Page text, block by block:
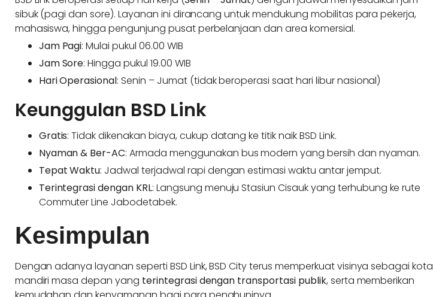
sibuk (pagi dan sore). Layanan ini dirancang untuk mendukung mobilitas para pekerja,
mahasiswa, hingga pengunjung pusat perbelanjaan dan area komersial.
Jam Pagi: Mulai pukul 06.00 WIB
Jam Sore: Hingga pukul 19.00 WIB
Hari Operasional: Senin – Jumat (tidak beroperasi saat hari libur nasional)
Keunggulan BSD Link
Gratis: Tidak dikenakan biaya, cukup datang ke titik naik BSD Link.
Nyaman & Ber-AC: Armada menggunakan bus modern yang bersih dan nyaman.
Tepat Waktu: Jadwal terjadwal rapi dengan estimasi waktu antar jemput.
Terintegrasi dengan KRL: Langsung menuju Stasiun Cisauk yang terhubung ke rute
Commuter Line Jabodetabek.
Kesimpulan
Dengan adanya layanan seperti BSD Link, BSD City terus memperkuat visinya sebagai kota
mandiri masa depan yang terintegrasi dengan transportasi publik, serta memberikan